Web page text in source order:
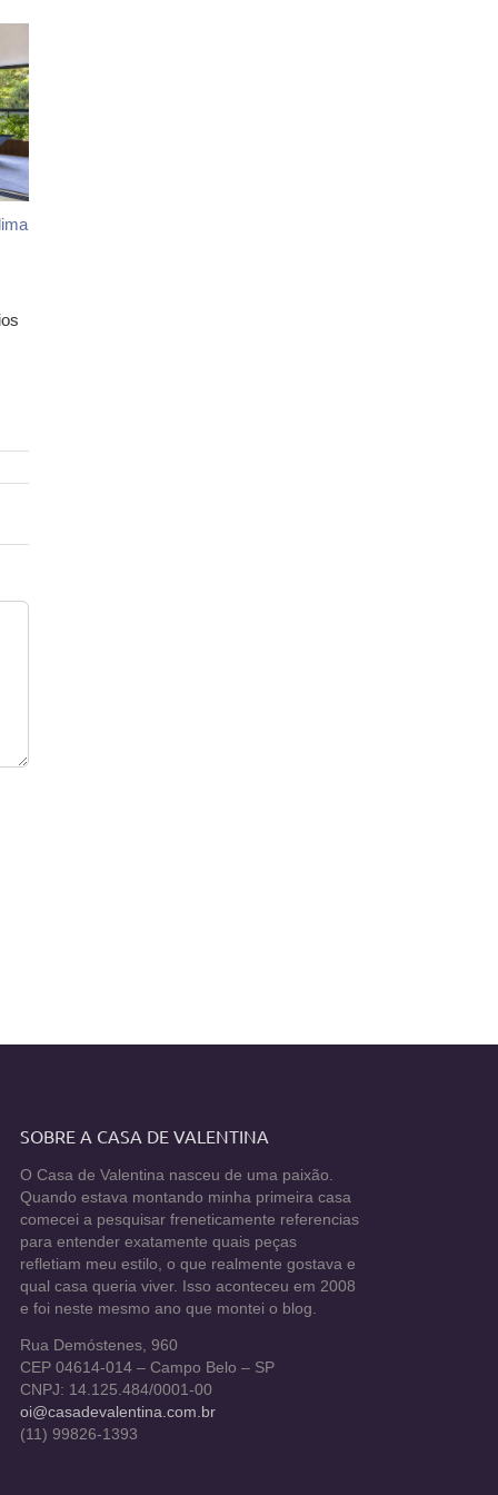
SOBRE A CASA DE VALENTINA
O Casa de Valentina nasceu de uma paixão.
Quando estava montando minha primeira casa
comecei a pesquisar freneticamente referencias
para entender exatamente quais peças
refletiam meu estilo, o que realmente gostava e
qual casa queria viver. Isso aconteceu em 2008
e foi neste mesmo ano que montei o blog.
Rua Demóstenes, 960
CEP 04614-014 – Campo Belo – SP
CNPJ: 14.125.484/0001-00
oi@casadevalentina.com.br
(11) 99826-1393